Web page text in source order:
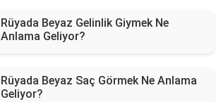
Rüyada Beyaz Gelinlik Giymek Ne
Anlama Geliyor?
Rüyada Beyaz Saç Görmek Ne Anlama
Geliyor?